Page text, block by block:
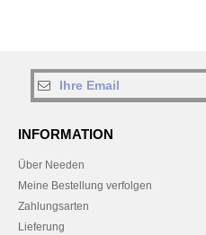
INFORMATION
Über Needen
Meine Bestellung verfolgen
Zahlungsarten
Lieferung